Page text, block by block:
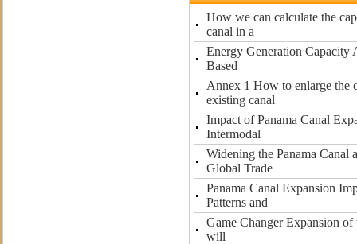
How we can calculate the
canal in a
Energy Generation Capacity
Based
Annex 1 How to enlarge the
existing canal
Impact of Panama Canal
Intermodal
Widening the Panama Canal
Global Trade
Panama Canal Expansion
Patterns and
Game Changer Expansion of
will